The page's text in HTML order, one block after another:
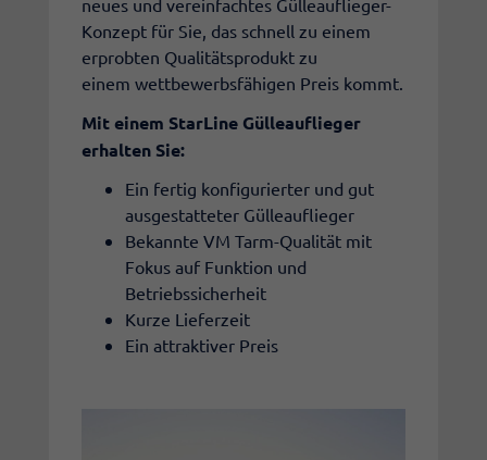
neues und vereinfachtes Gülleauflieger-
Konzept für Sie, das schnell zu einem
erprobten Qualitätsprodukt zu
einem wettbewerbsfähigen Preis kommt.
Mit einem StarLine Gülleauflieger
erhalten Sie:
Ein fertig konfigurierter und gut
ausgestatteter Gülleauflieger
Bekannte VM Tarm-Qualität mit
Fokus auf Funktion und
Betriebssicherheit
Kurze Lieferzeit
Ein attraktiver Preis